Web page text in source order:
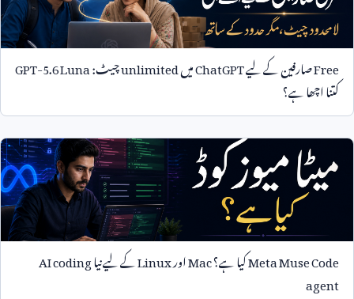
Freeصارفین کے لیےChatGPTمیںunlimitedچیٹ:GPT-5.6 Luna
کتنا اچھا ہے؟
Meta Muse Codeکیا ہے؟MacاورLinuxکے لیے نیاAI coding
agent